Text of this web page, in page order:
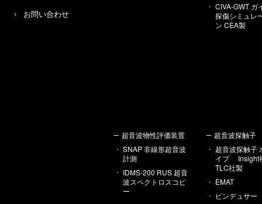
お問い合わせ
CIVA-GWT ガ
探傷シミュレ
ン CEA製
超音波物性評価装置
SNAP 非線形超音波
計測
IDMS-200 RUS 超音
波スペクトロスコピ
ー
超音波探触子
超音波探触子
イプ
TLC社製
EMAT
ピンデュサー